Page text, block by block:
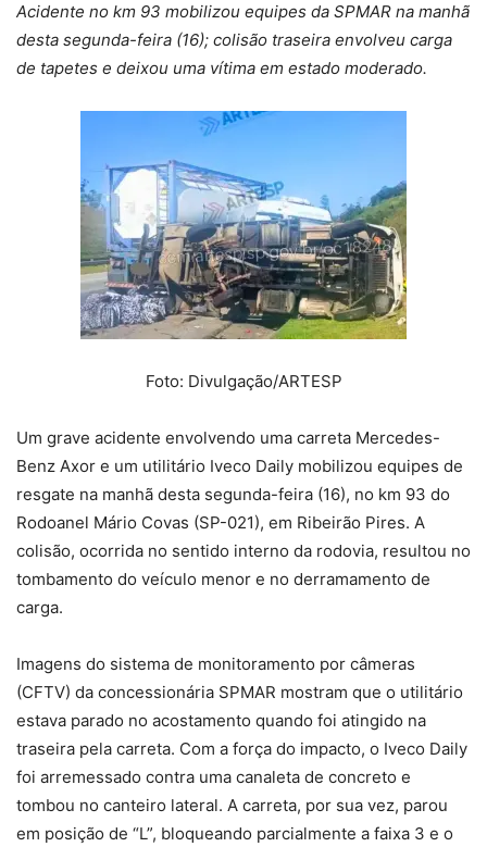
Acidente no km 93 mobilizou equipes da SPMAR na manhã
desta segunda-feira (16); colisão traseira envolveu carga
de tapetes e deixou uma vítima em estado moderado.
Foto: Divulgação/ARTESP
Um grave acidente envolvendo uma carreta Mercedes-
Benz Axor e um utilitário Iveco Daily mobilizou equipes de
resgate na manhã desta segunda-feira (16), no km 93 do
Rodoanel Mário Covas (SP-021), em Ribeirão Pires. A
colisão, ocorrida no sentido interno da rodovia, resultou no
tombamento do veículo menor e no derramamento de
carga.
Imagens do sistema de monitoramento por câmeras
(CFTV) da concessionária SPMAR mostram que o utilitário
estava parado no acostamento quando foi atingido na
traseira pela carreta. Com a força do impacto, o Iveco Daily
foi arremessado contra uma canaleta de concreto e
tombou no canteiro lateral. A carreta, por sua vez, parou
em posição de “L”, bloqueando parcialmente a faixa 3 e o